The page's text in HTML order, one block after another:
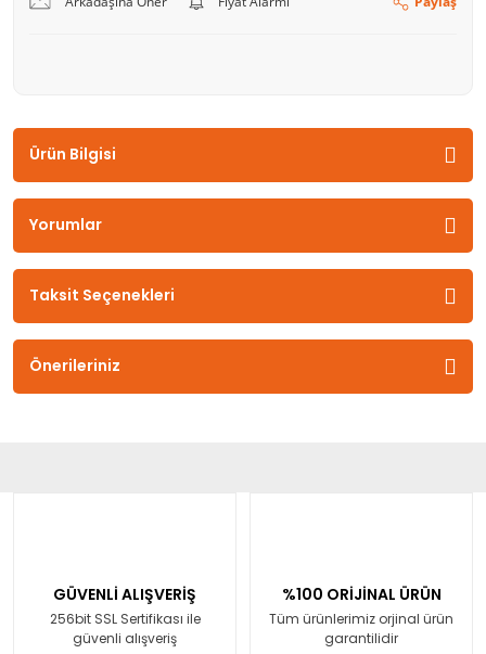
Ürün Bilgisi
Yorumlar
Taksit Seçenekleri
Önerileriniz
GÜVENLİ ALIŞVERİŞ
256bit SSL Sertifikası ile
güvenli alışveriş
%100 ORİJİNAL ÜRÜN
Tüm ürünlerimiz orjinal ürün
garantilidir